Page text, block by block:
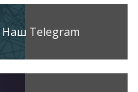
Наш Telegram